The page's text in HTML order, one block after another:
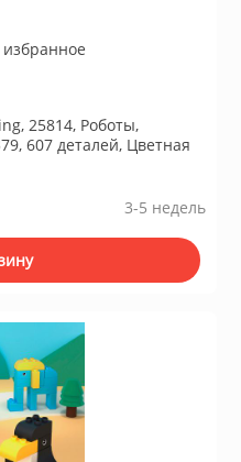
избранное
25814, Роботы,
607 деталей, Цветная
3-5 недель